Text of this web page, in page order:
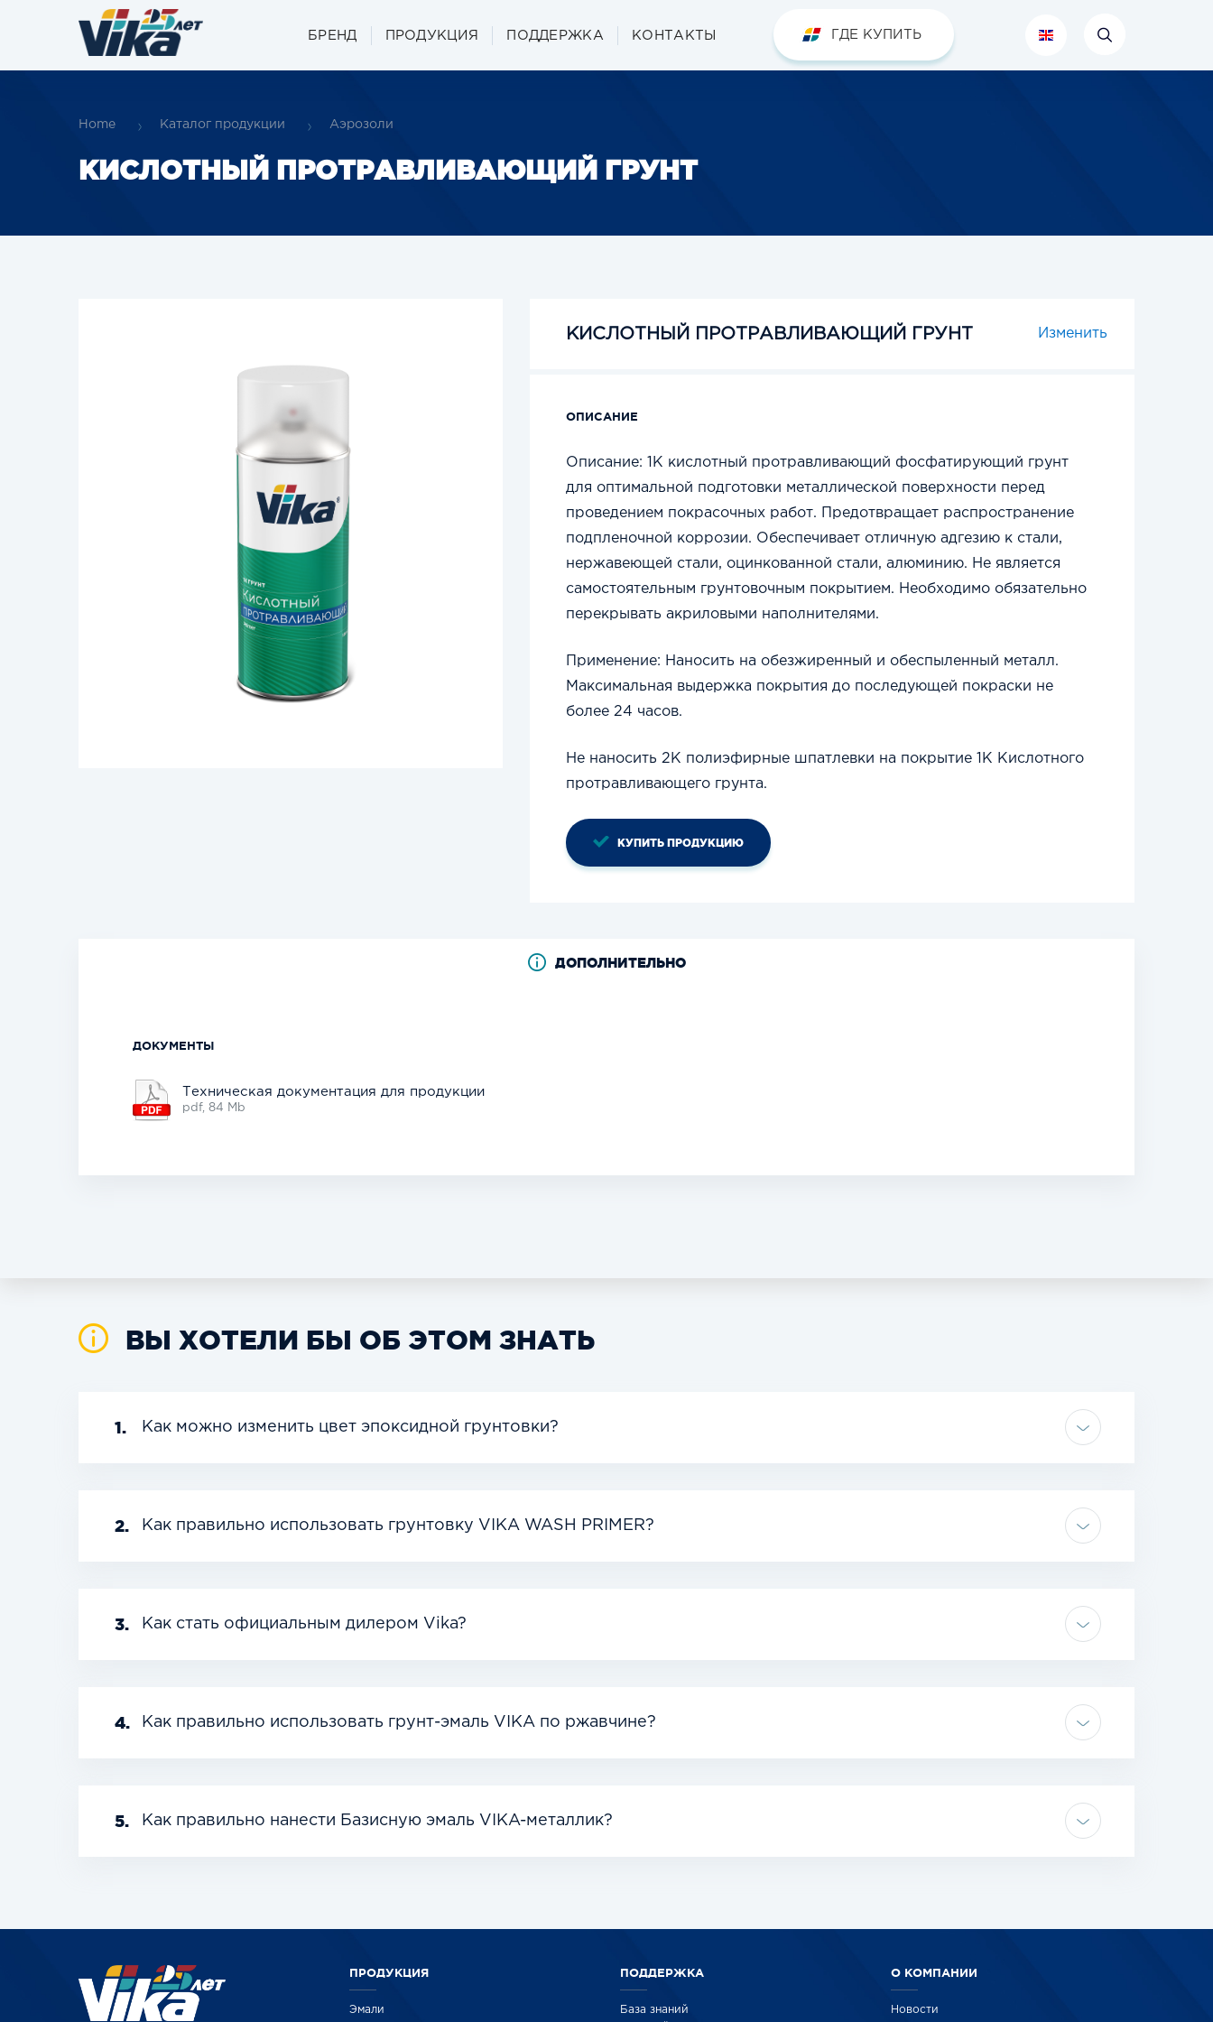
БРЕНД ПРОДУКЦИЯ ПОДДЕРЖКА КОНТАКТЫ ГДЕ КУПИТЬ
Home Каталог продукции Аэрозоли
КИСЛОТНЫЙ ПРОТРАВЛИВАЮЩИЙ ГРУНТ
КИСЛОТНЫЙ ПРОТРАВЛИВАЮЩИЙ ГРУНТ Изменить
ОПИСАНИЕ
Описание:
К кислотный протравливающий фосфатирующий грунт
для оптимальной подготовки металлической поверхности перед
проведением покрасочных работ. Предотвращает распространение
подпленочной коррозии. Обеспечивает отличную адгезию к стали,
нержавеющей стали, оцинкованной стали, алюминию. Не является
самостоятельным грунтовочным покрытием. Необходимо обязательно
перекрывать акриловыми наполнителями.
Применение: Наносить на обезжиренный и обеспыленный металл.
Максимальная выдержка покрытия до последующей покраски не
более 24 часов.
Не наносить 2К полиэфирные шпатлевки на покрытие 1К Кислотного
протравливающего грунта.
КУПИТЬ ПРОДУКЦИЮ
ДОПОЛНИТЕЛЬНО
ДОКУМЕНТЫ
Техническая документация для продукции
pdf, 84 Mb
ВЫ ХОТЕЛИ БЫ ОБ ЭТОМ ЗНАТЬ
1. Как можно изменить цвет эпоксидной грунтовки?
2. Как правильно использовать грунтовку VIKA WASH PRIMER?
3. Как стать официальным дилером Vika?
4. Как правильно использовать грунт-эмаль VIKA по ржавчине?
5. Как правильно нанести Базисную эмаль VIKA-металлик?
ПРОДУКЦИЯ
Эмали
ПОДДЕРЖКА
База знаний
О КОМПАНИИ
Новости